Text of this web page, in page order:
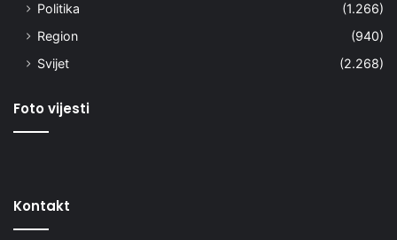
Politika
(1.266)
Region
(940)
Svijet
(2.268)
Foto vijesti
Kontakt